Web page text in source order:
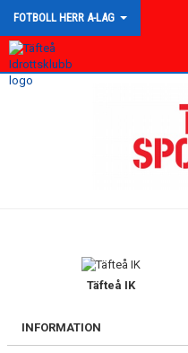
FOTBOLL HERR A-LAG
HEM
DOKUMENT
Täfteå IK
INFORMATION